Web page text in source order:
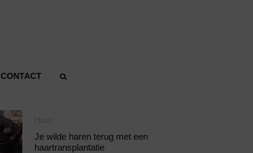
CONTACT
Je wilde haren terug met een
haartransplantatie